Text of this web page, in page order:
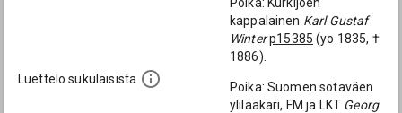
Luettelo sukulaisista
kappalainen Karl Gustaf
Winterp15385 (yo 1835, †
1886).
Poika: Suomen sotaväen
ylilääkäri, FM ja LKT Georg